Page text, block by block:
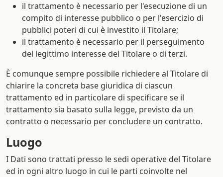
il trattamento è necessario per l'esecuzione di un
compito di interesse pubblico o per l'esercizio di
pubblici poteri di cui è investito il Titolare;
il trattamento è necessario per il perseguimento
del legittimo interesse del Titolare o di terzi.
È comunque sempre possibile richiedere al Titolare di
chiarire la concreta base giuridica di ciascun
trattamento ed in particolare di specificare se il
trattamento sia basato sulla legge, previsto da un
contratto o necessario per concludere un contratto.
Luogo
I Dati sono trattati presso le sedi operative del Titolare
ed in ogni altro luogo in cui le parti coinvolte nel